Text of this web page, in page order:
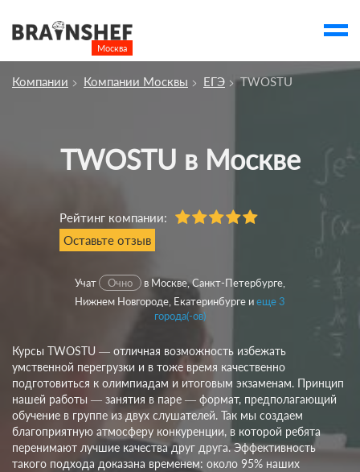
Москва
Профессии
Вузы
Компании Компании Москвы ЕГЭ TWOSTU
TWOSTU в Москве
Рейтинг компании:
Оставьте отзыв
Учат Очно
в Москве, Санкт-Петербурге,
Нижнем Новгороде, Екатеринбурге иеще 3
города(-ов)
Курсы TWOSTU — отличная возможность избежать
умственной перегрузки и в тоже время качественно
подготовиться к олимпиадам и итоговым экзаменам. Принцип
нашей работы — занятия в паре — формат, предполагающий
обучение в группе из двух слушателей. Так мы создаем
благоприятную атмосферу конкуренции, в которой ребята
перенимают лучшие качества друг друга. Эффективность
такого подхода доказана временем: около 95% наших